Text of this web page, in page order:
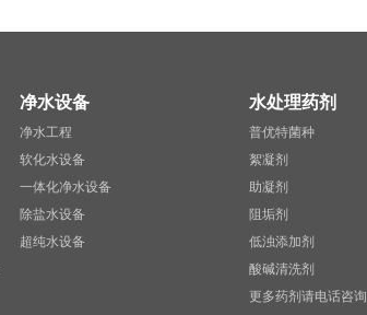
净水设备
净水工程
软化水设备
一体化净水设备
除盐水设备
超纯水设备
水处理药剂
普优特菌种
絮凝剂
助凝剂
阻垢剂
低浊添加剂
酸碱清洗剂
更多药剂请电话咨询